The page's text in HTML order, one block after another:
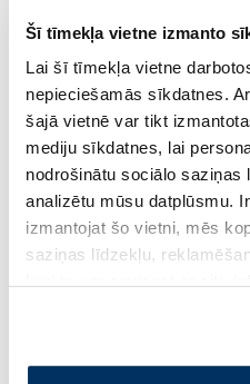
Šī tīmekļa vietne izmanto
Lai šī tīmekļa vietne
nepieciešamās sīkdatnes.
šajā vietnē var tikt
mediju sīkdatnes, lai
nodrošinātu sociālo saziņas
analizētu mūsu datplūsmu.
izmantojat šo vietni, mēs
saziņas līdzekļu,
pakalpojumus. Ja piekrītat
izmantošanai, lūdzu,
Uztura bagātinātājs
eļļa, 240 ml
17.22 € 26.49 €
Pirkt
Standarta cena: 26.49 €
Saules